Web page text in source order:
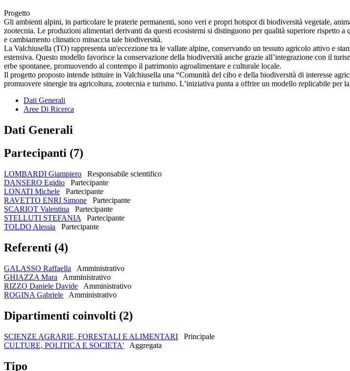
Progetto
Gli ambienti alpini, in particolare le praterie permanenti, sono veri e propri hotspot di biodiversità vegetale,
zootecnia. Le produzioni alimentari derivanti da questi ecosistemi si distinguono per qualità superiore rispetto
e cambiamento climatico minaccia tale biodiversità.
La Valchiusella (TO) rappresenta un'eccezione tra le vallate alpine, conservando un tessuto agricolo attivo e
estensiva. Questo modello favorisce la conservazione della biodiversità anche grazie all’integrazione con il
erbe spontanee, promuovendo al contempo il patrimonio agroalimentare e culturale locale.
Il progetto proposto intende istituire in Valchiusella una “Comunità del cibo e della biodiversità di interesse
promuovere sinergie tra agricoltura, zootecnia e turismo. L’iniziativa punta a offrire un modello replicabile per
Dati Generali
Aree Di Ricerca
Dati Generali
Partecipanti (7)
LOMBARDI Giampiero
Responsabile scientifico
DANSERO Egidio
Partecipante
LONATI Michele
Partecipante
RAVETTO ENRI Simone
Partecipante
SCARIOT Valentina
Partecipante
STELLUTI STEFANIA
Partecipante
TOLDO Alessia
Partecipante
Referenti (4)
GALASSO Raffaella
Amministrativo
GHIAZZA Mara
Amministrativo
RIZZO Daniele Davide
Amministrativo
ROGINA Gabriele
Amministrativo
Dipartimenti coinvolti (2)
SCIENZE AGRARIE, FORESTALI E ALIMENTARI
Principale
CULTURE, POLITICA E SOCIETA'
Aggregata
Tipo